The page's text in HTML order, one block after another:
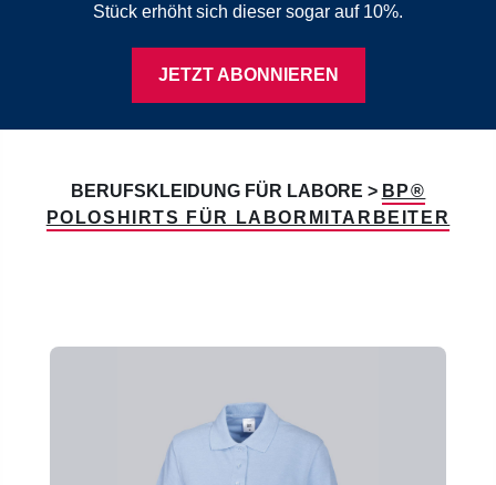
Stück erhöht sich dieser sogar auf 10%.
JETZT ABONNIEREN
BERUFSKLEIDUNG FÜR LABORE > BP®
POLOSHIRTS FÜR LABORMITARBEITER